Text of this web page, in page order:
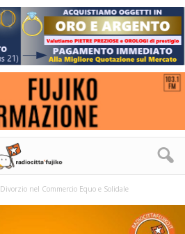
Divorzio nel Commercio Equo e Solidale